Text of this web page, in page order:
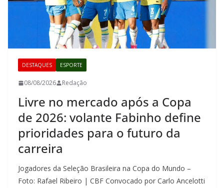
DESTAQUES ESPORTE
08/08/2026 Redação
Livre no mercado após a Copa
de 2026: volante Fabinho define
prioridades para o futuro da
carreira
Jogadores da Seleção Brasileira na Copa do Mundo –
Foto: Rafael Ribeiro | CBF Convocado por Carlo Ancelotti